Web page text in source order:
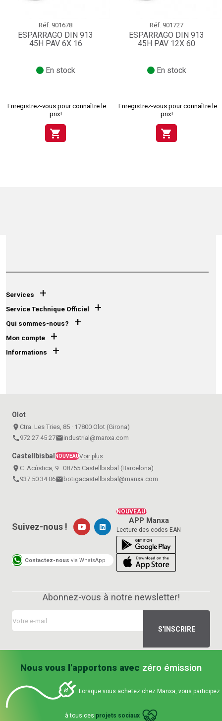
Réf. 901678
ESPARRAGO DIN 913
45H PAV 6X 16
En stock
Enregistrez-vous pour connaître le
prix!
shopping_cart
Réf. 901727
ESPARRAGO DIN 913
45H PAV 12X 60
En stock
Enregistrez-vous pour connaître le
prix!
shopping_cart
Services +
Service Technique Officiel +
Qui sommes-nous? +
Mon compte +
Informations +
Olot
place Ctra. Les Tries, 85 · 17800 Olot (Girona)
call 972 27 45 27emailindustrial@manxa.com
Castellbisbal NOUVEAUVoir plus
place C. Acústica, 9 · 08755 Castellbisbal (Barcelona)
call 937 50 34 06email botigacastellbisbal@manxa.com
NOUVEAU!
APP Manxa
Lecture des codes EAN
Suivez-nous !
Contactez-nous via WhatsApp
Abonnez-vous à notre newsletter!
Nous vous l'apportons avec zéro émission
Lorsque vous achetez chez Manxa, vous participez
à tous ces projets sociaux